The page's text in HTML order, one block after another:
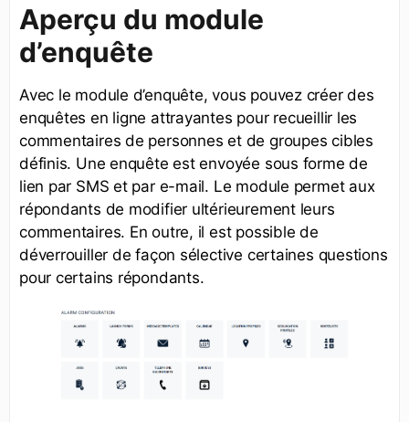
Aperçu du module
d’enquête
Avec le module d’enquête, vous pouvez créer des
enquêtes en ligne attrayantes pour recueillir les
commentaires de personnes et de groupes cibles
définis. Une enquête est envoyée sous forme de
lien par SMS et par e-mail. Le module permet aux
répondants de modifier ultérieurement leurs
commentaires. En outre, il est possible de
déverrouiller de façon sélective certaines questions
pour certains répondants.